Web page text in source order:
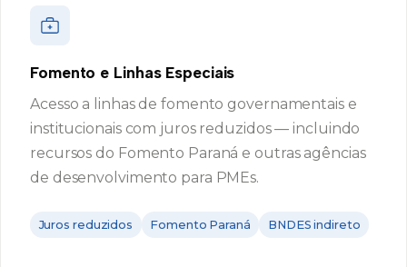
Fomento e Linhas Especiais
Acesso a linhas de fomento governamentais e
institucionais com juros reduzidos — incluindo
recursos do Fomento Paraná e outras agências
de desenvolvimento para PMEs.
Juros reduzidos Fomento Paraná BNDES indireto